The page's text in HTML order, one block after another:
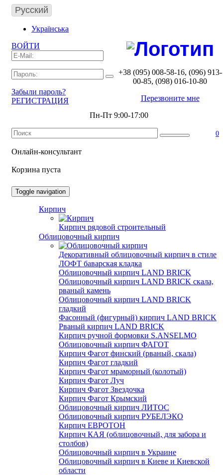
Русский
Українська
ВОЙТИ
Забыли пароль?
РЕГИСТРАЦИЯ
ГЛАВНАЯ
ГАРАНТИЯ И ВОЗВРАТ ТОВАРА
+38 (095) 008-58-16, (096) 913-
00-85, (098) 016-10-80
Перезвоните мне
Пн-Пт 9:00-17:00
0
Онлайн-консультант
Корзина пуста
Toggle navigation
Кирпич
Кирпич рядовой строительный
Облицовочный кирпич
Декоративный облицовочный кирпич в стиле
ЛОФТ баварская кладка
Облицовочный кирпич LAND BRICK
Облицовочный кирпич LAND BRICK скала,
рваный камень
Облицовочный кирпич LAND BRICK
гладкий
Фасонный (фигурный) кирпич LAND BRICK
Рваный кирпич LAND BRICK
Кирпич ручной формовки S.ANSELMO
Облицовочный кирпич ФАГОТ
Кирпич Фагот финский (рваный, скала)
Кирпич Фагот гладкий
Кирпич Фагот мраморный (колотый)
Кирпич Фагот Луч
Кирпич Фагот Звездочка
Кирпич Фагот Крымский
Облицовочный кирпич ЛИТОС
Облицовочный кирпич РУБЕЛЭКО
Кирпич ЕВРОТОН
Кирпич КАЯ (облицовочный, для забора и
столбов)
Облицовочный кирпич в Украине
Облицовочный кирпич в Киеве и Киевской
области